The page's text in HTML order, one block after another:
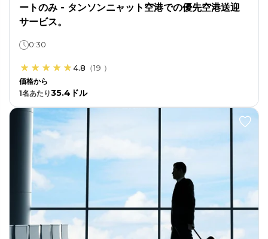
ートのみ - タンソンニャット空港での優先空港送迎
サービス。
0:30
4.8 （19 ）
価格から
1名あたり35.4ドル